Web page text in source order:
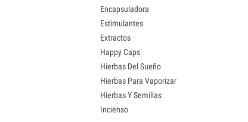
Encapsuladora
Estimulantes
Extractos
Happy Caps
Hierbas Del Sueño
Hierbas Para Vaporizar
Hierbas Y Semillas
Incienso